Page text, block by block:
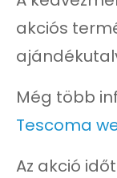
akciós
Még több
Tescoma
Az akció